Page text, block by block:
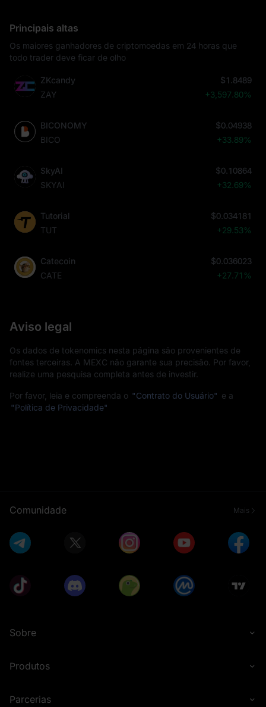
Principais altas
Os maiores ganhadores de criptomoedas em 24 horas que
todo trader deve ficar de olho
ZKcandy
ZAY
$1.8489
+3,597.80%
BICONOMY
BICO
$0.04938
+33.89%
SkyAI
SKYAI
$0.10864
+32.69%
Tutorial
TUT
$0.034181
+29.53%
Catecoin
CATE
$0.036023
+27.71%
Aviso legal
Os dados de tokenomics nesta página são provenientes de
fontes terceiras. A MEXC não garante sua precisão. Por favor,
realize uma pesquisa completa antes de investir.
Por favor, leia e compreenda o "Contrato do Usuário" e a
"Política de Privacidade"
Comunidade Mais
Sobre
Produtos
Parcerias